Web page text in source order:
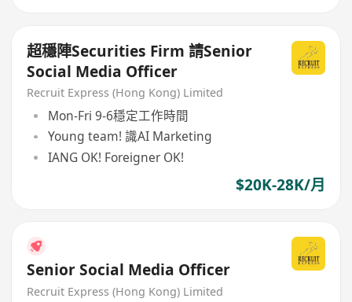
超穩陣Securities Firm 請Senior
Social Media Officer
Recruit Express (Hong Kong) Limited
Mon-Fri 9-6穩定工作時間
Young team! 識AI Marketing
IANG OK! Foreigner OK!
$20K-28K/月
Senior Social Media Officer
Recruit Express (Hong Kong) Limited